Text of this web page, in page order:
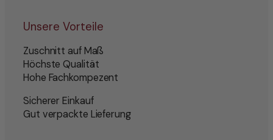
Unsere Vorteile
Zuschnitt auf Maß
Höchste Qualität
Hohe Fachkompezent
Sicherer Einkauf
Gut verpackte Lieferung